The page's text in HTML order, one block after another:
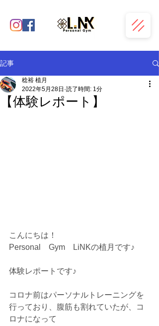
記事
【体験レポート】
稔裕 植月
2022年5月28日 読了時間: 1分
こんにちは！
Personal　Gym　LiNKの植月です♪
体験レポートです♪
コロナ前はパーソナルトレーニングを
行っており、腹筋も割れていたが、コ
ロナになって